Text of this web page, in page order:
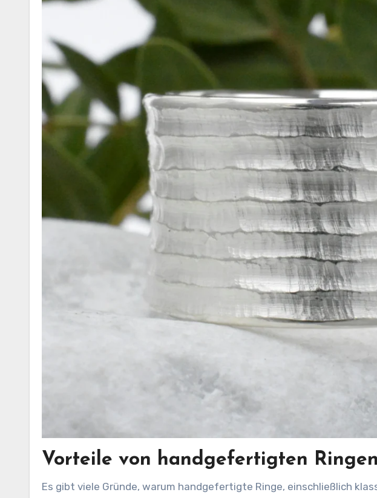
Vorteile von handgefertigten Ringen
Es gibt viele Gründe, warum handgefertigte Ringe, einschließlich